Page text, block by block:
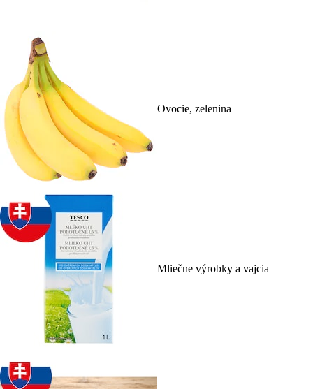
Ovocie, zelenina
Mliečne výrobky a vajcia